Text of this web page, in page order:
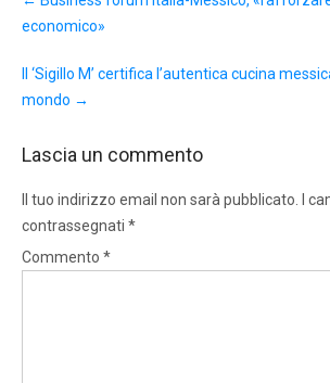
navigation
economico»
Il ‘Sigillo M’ certifica l’autentica cucina
mondo →
Lascia un commento
Il tuo indirizzo email non sarà pubblicato.
I
contrassegnati *
Commento *